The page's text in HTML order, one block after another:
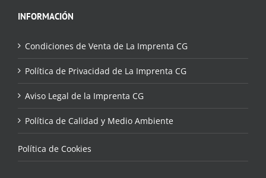
INFORMACIÓN
Condiciones de Venta de La Imprenta CG
Política de Privacidad de La Imprenta CG
Aviso Legal de la Imprenta CG
Política de Calidad y Medio Ambiente
Política de Cookies